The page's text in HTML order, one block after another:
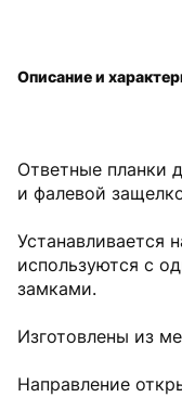
Ответные планки
и фалевой
Устанавливается
используются с
замками.
Изготовлены из
Направление
Описание и